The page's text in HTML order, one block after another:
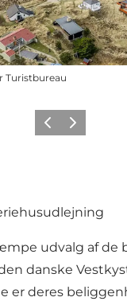
Turistbureau
ForrigeNæste
udvalg af de
danske
er deres